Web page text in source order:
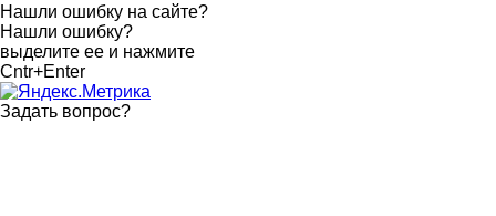
Нашли ошибку на сайте?
Нашли ошибку?
выделите ее и нажмите
Cntr+Enter
Задать вопрос?